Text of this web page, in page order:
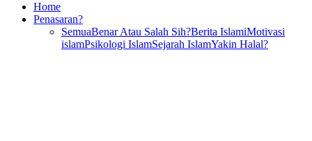
Home
Penasaran?
SemuaBenar Atau Salah Sih?Berita IslamiMotivasi
islamPsikologi IslamSejarah IslamYakin Halal?